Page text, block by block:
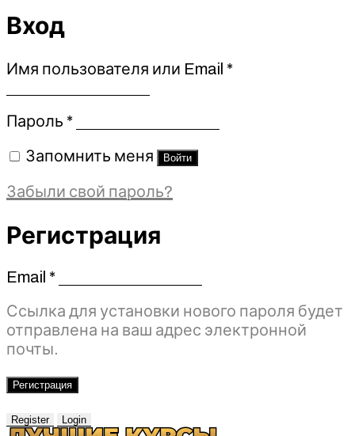
Вход
Имя пользователя или Email *Обязательно
Пароль *Обязательно
Запомнить меня Войти
Забыли свой пароль?
Регистрация
Email *Обязательно
Ссылка для установки нового пароля будет
отправлена ​​на ваш адрес электронной
почты.
Регистрация
Register Login